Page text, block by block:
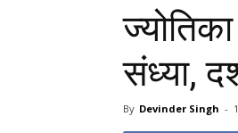
संध्या,
By Devinder Singh -